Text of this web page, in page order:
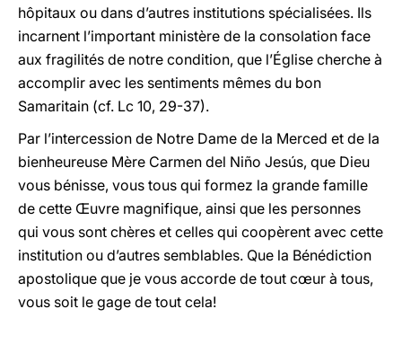
hôpitaux ou dans d’autres institutions spécialisées. Ils
incarnent l’important ministère de la consolation face
aux fragilités de notre condition, que l’Église cherche à
accomplir avec les sentiments mêmes du bon
Samaritain (cf. Lc 10, 29-37).
Par l’intercession de Notre Dame de la Merced et de la
bienheureuse Mère Carmen del Niño Jesús, que Dieu
vous bénisse, vous tous qui formez la grande famille
de cette Œuvre magnifique, ainsi que les personnes
qui vous sont chères et celles qui coopèrent avec cette
institution ou d’autres semblables. Que la Bénédiction
apostolique que je vous accorde de tout cœur à tous,
vous soit le gage de tout cela!